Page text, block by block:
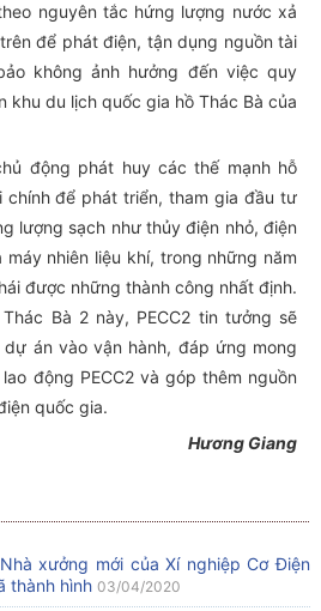
nguyên tắc hứng lượng nước xả
để phát điện, tận dụng nguồn tài
không ảnh hưởng đến việc quy
khu du lịch quốc gia hồ Thác Bà của
động phát huy các thế mạnh hỗ
để phát triển, tham gia đầu tư
lượng sạch như thủy điện nhỏ, điện
nhiên liệu khí, trong những năm
được những thành công nhất định.
Bà 2 này, PECC2 tin tưởng sẽ
án vào vận hành, đáp ứng mong
động PECC2 và góp thêm nguồn
quốc gia.
Hương Giang
xưởng mới của Xí nghiệp Cơ Điện
thành hình 03/04/2020